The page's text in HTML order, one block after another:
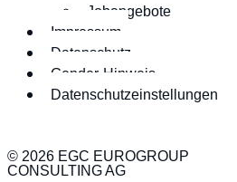
Jobangebote
Impressum
Datenschutz
Gender-Hinweis
Datenschutzeinstellungen
© 2026 EGC EUROGROUP
CONSULTING AG